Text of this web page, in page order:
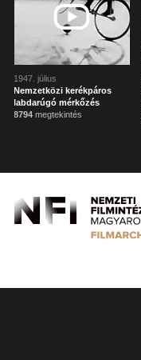
1947. július
Nemzetközi kerékpáros
labdarúgó mérkőzés
8794 megtekintés